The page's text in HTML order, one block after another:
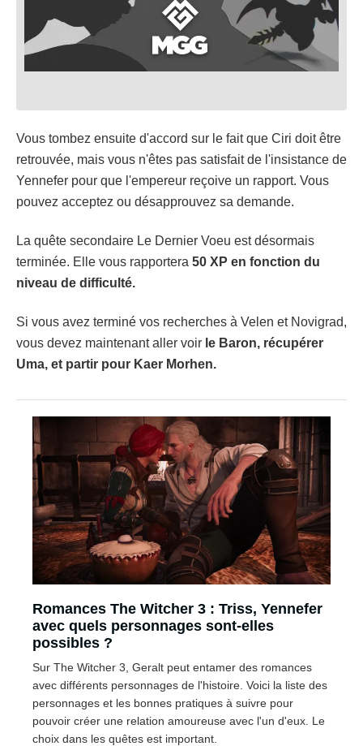
Vous tombez ensuite d'accord sur le fait que Ciri doit être
retrouvée, mais vous n'êtes pas satisfait de l'insistance de
Yennefer pour que l'empereur reçoive un rapport. Vous
pouvez acceptez ou désapprouvez sa demande.
La quête secondaire Le Dernier Voeu est désormais
terminée. Elle vous rapportera 50 XP en fonction du
niveau de difficulté.
Si vous avez terminé vos recherches à Velen et Novigrad,
vous devez maintenant aller voir le Baron, récupérer
Uma, et partir pour Kaer Morhen.
Romances The Witcher 3 : Triss, Yennefer
avec quels personnages sont-elles
possibles ?
Sur The Witcher 3, Geralt peut entamer des romances
avec différents personnages de l'histoire. Voici la liste des
personnages et les bonnes pratiques à suivre pour
pouvoir créer une relation amoureuse avec l'un d'eux. Le
choix dans les quêtes est important.